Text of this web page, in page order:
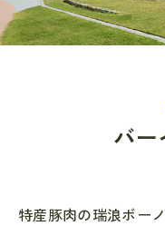
バ
特産豚肉の瑞浪ボー